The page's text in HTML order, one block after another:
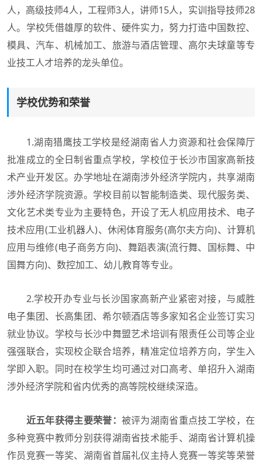
人，高级技师4人，工程师3人，讲师15人，实训指导技师28
人。学校凭借雄厚的软件、硬件实力，努力打造中国数控、
模具、汽车、机械加工、旅游与酒店管理、高尔夫球童等专
业技工人才培养的龙头单位。
学校优势和荣誉
1.湖南猎鹰技工学校是经湖南省人力资源和社会保障厅
批准成立的全日制省重点学校，学校位于长沙市国家高新技
术产业开发区。办学地址在湖南涉外经济学院内，共享湖南
涉外经济学院资源。学校目前以智能制造类、现代服务类、
文化艺术类专业为主要特色，开设了无人机应用技术、电子
技术应用(工业机器人)、休闲体育服务(高尔夫方向)、计算机
应用与维修(电子商务方向)、舞蹈表演(流行舞、国标舞、中
国舞方向)、数控加工、幼儿教育等专业。
2.学校开办专业与长沙国家高新产业紧密对接，与威胜
电子集团、长高集团、希尔顿酒店等多家知名企业签订实习
就业协议。学校与长沙中舞盟艺术培训有限责任公司等企业
强强联合，实现校企联合培养，精准定位培养方向，学生入
学即入职。同时在校学生均可通过对口高考、单招升入湖南
涉外经济学院和省内优秀的高等院校继续深造。
近五年获得主要荣誉： 被评为湖南省重点技工学校，在
多种竞赛中教师分别获得湖南省技术能手、湖南省计算机操
作员竞赛一等奖、湖南省首届礼仪主持人竞赛一等奖等荣誉